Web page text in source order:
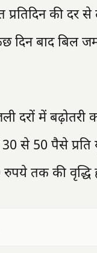
की दर से
दिन बाद बिल
दरों में
से 50 पैसे प्रति
तक की वृद्धि